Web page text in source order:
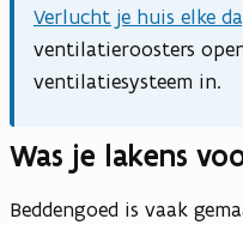
Verlucht je huis elke
ventilatieroosters
ventilatiesysteem in.
Was je lakens
Beddengoed is vaak